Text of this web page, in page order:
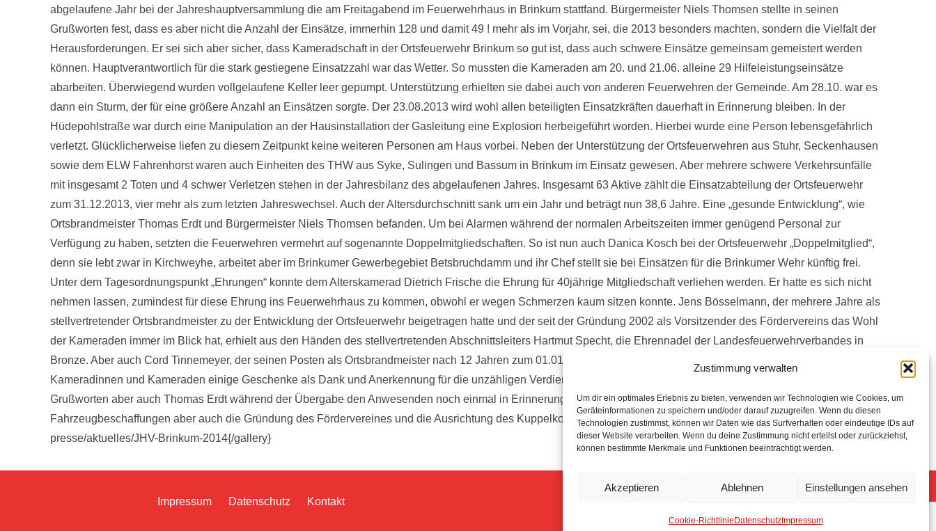
Zustimmung verwalten
Um dir ein optimales Erlebnis zu bieten, verwenden wir Technologien wie Cookies, um
Geräteinformationen zu speichern und/oder darauf zuzugreifen. Wenn du diesen
Technologien zustimmst, können wir Daten wie das Surfverhalten oder eindeutige IDs auf
dieser Website verarbeiten. Wenn du deine Zustimmung nicht erteilst oder zurückziehst,
können bestimmte Merkmale und Funktionen beeinträchtigt werden.
Akzeptieren Ablehnen Einstellungen ansehen
Cookie-Richtlinie DatenschutzImpressum
abgelaufene Jahr bei der Jahreshauptversammlung die am Freitagabend im Feuerwehrhaus in Brinkum stattfand. Bürgermeister Niels Thomsen stellte in seinen
Grußworten fest, dass es aber nicht die Anzahl der Einsätze, immerhin 128 und damit 49 ! mehr als im Vorjahr, sei, die 2013 besonders machten, sondern die Vielfalt der
Herausforderungen. Er sei sich aber sicher, dass Kameradschaft in der Ortsfeuerwehr Brinkum so gut ist, dass auch schwere Einsätze gemeinsam gemeistert werden
können. Hauptverantwortlich für die stark gestiegene Einsatzzahl war das Wetter. So mussten die Kameraden am 20. und 21.06. alleine 29 Hilfeleistungseinsätze
abarbeiten. Überwiegend wurden vollgelaufene Keller leer gepumpt. Unterstützung erhielten sie dabei auch von anderen Feuerwehren der Gemeinde. Am 28.10. war es
dann ein Sturm, der für eine größere Anzahl an Einsätzen sorgte. Der 23.08.2013 wird wohl allen beteiligten Einsatzkräften dauerhaft in Erinnerung bleiben. In der
Hüdepohlstraße war durch eine Manipulation an der Hausinstallation der Gasleitung eine Explosion herbeigeführt worden. Hierbei wurde eine Person lebensgefährlich
verletzt. Glücklicherweise liefen zu diesem Zeitpunkt keine weiteren Personen am Haus vorbei. Neben der Unterstützung der Ortsfeuerwehren aus Stuhr, Seckenhausen
sowie dem ELW Fahrenhorst waren auch Einheiten des THW aus Syke, Sulingen und Bassum in Brinkum im Einsatz gewesen. Aber mehrere schwere Verkehrsunfälle
mit insgesamt 2 Toten und 4 schwer Verletzen stehen in der Jahresbilanz des abgelaufenen Jahres. Insgesamt 63 Aktive zählt die Einsatzabteilung der Ortsfeuerwehr
zum 31.12.2013, vier mehr als zum letzten Jahreswechsel. Auch der Altersdurchschnitt sank um ein Jahr und beträgt nun 38,6 Jahre. Eine „gesunde Entwicklung“, wie
Ortsbrandmeister Thomas Erdt und Bürgermeister Niels Thomsen befanden. Um bei Alarmen während der normalen Arbeitszeiten immer genügend Personal zur
Verfügung zu haben, setzten die Feuerwehren vermehrt auf sogenannte Doppelmitgliedschaften. So ist nun auch Danica Kosch bei der Ortsfeuerwehr „Doppelmitglied“,
denn sie lebt zwar in Kirchweyhe, arbeitet aber im Brinkumer Gewerbegebiet Betsbruchdamm und ihr Chef stellt sie bei Einsätzen für die Brinkumer Wehr künftig frei.
Unter dem Tagesordnungspunkt „Ehrungen“ konnte dem Alterskamerad Dietrich Frische die Ehrung für 40jährige Mitgliedschaft verliehen werden. Er hatte es sich nicht
nehmen lassen, zumindest für diese Ehrung ins Feuerwehrhaus zu kommen, obwohl er wegen Schmerzen kaum sitzen konnte. Jens Bösselmann, der mehrere Jahre als
stellvertretender Ortsbrandmeister zu der Entwicklung der Ortsfeuerwehr beigetragen hatte und der seit der Gründung 2002 als Vorsitzender des Fördervereins das Wohl
der Kameraden immer im Blick hat, erhielt aus den Händen des stellvertretenden Abschnittsleiters Hartmut Specht, die Ehrennadel der Landesfeuerwehrverbandes in
Bronze. Aber auch Cord Tinnemeyer, der seinen Posten als Ortsbrandmeister nach 12 Jahren zum 01.01.2014 an Thomas Erdt übergeben hatte, erhielt von seinen
Kameradinnen und Kameraden einige Geschenke als Dank und Anerkennung für die unzähligen Verdienste während seiner Amtszeit, die Hartmut Specht in seinen
Grußworten aber auch Thomas Erdt während der Übergabe den Anwesenden noch einmal in Erinnerung riefen. Der Neubau des Feuerwehrhauses am Brunnenweg, vier
Fahrzeugbeschaffungen aber auch die Gründung des Fördervereines und die Ausrichtung des Kuppelkontest waren nur einige davon. {gallery}aktuelles-und-
presse/aktuelles/JHV-Brinkum-2014{/gallery}
Impressum Datenschutz Kontakt
Anmelden